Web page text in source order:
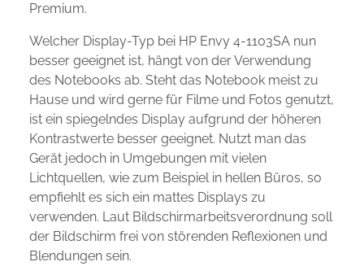
Premium.
Welcher Display-Typ bei HP Envy 4-1103SA nun
besser geeignet ist, hängt von der Verwendung
des Notebooks ab. Steht das Notebook meist zu
Hause und wird gerne für Filme und Fotos genutzt,
ist ein spiegelndes Display aufgrund der höheren
Kontrastwerte besser geeignet. Nutzt man das
Gerät jedoch in Umgebungen mit vielen
Lichtquellen, wie zum Beispiel in hellen Büros, so
empfiehlt es sich ein mattes Displays zu
verwenden. Laut Bildschirmarbeitsverordnung soll
der Bildschirm frei von störenden Reflexionen und
Blendungen sein.